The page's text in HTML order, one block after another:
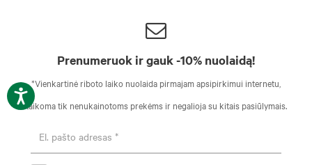
Prenumeruok ir gauk -10% nuolaidą!
*Vienkartinė riboto laiko nuolaida pirmajam apsipirkimui internetu,
taikoma tik nenukainotoms prekėms ir negalioja su kitais pasiūlymais.